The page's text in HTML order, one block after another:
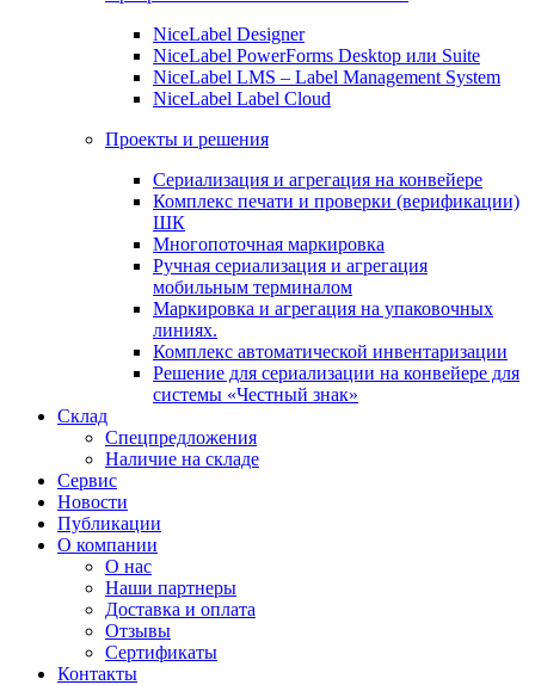
NiceLabel Designer
NiceLabel PowerForms Desktop или Suite
NiceLabel LMS – Label Management System
NiceLabel Label Cloud
Проекты и решения
Сериализация и агрегация на конвейере
Комплекс печати и проверки (верификации)
ШК
Многопоточная маркировка
Ручная сериализация и агрегация
мобильным терминалом
Маркировка и агрегация на упаковочных
линиях.
Комплекс автоматической инвентаризации
Решение для сериализации на конвейере для
системы «Честный знак»
Склад
Спецпредложения
Наличие на складе
Сервис
Новости
Публикации
О компании
О нас
Наши партнеры
Доставка и оплата
Отзывы
Сертификаты
Контакты